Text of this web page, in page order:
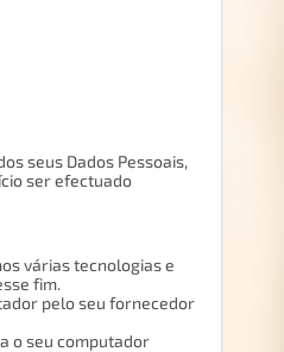
seus Dados Pessoais,
ser efectuado
várias tecnologias e
fim.
pelo seu fornecedor
o seu computador